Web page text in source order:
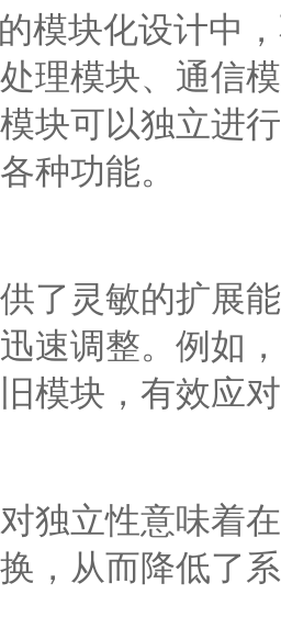
模块化设计中
理模块、通信
块可以独立进
种功能。
了灵敏的扩展
速调整。例如
模块，有效应
独立性意味着
，从而降低了